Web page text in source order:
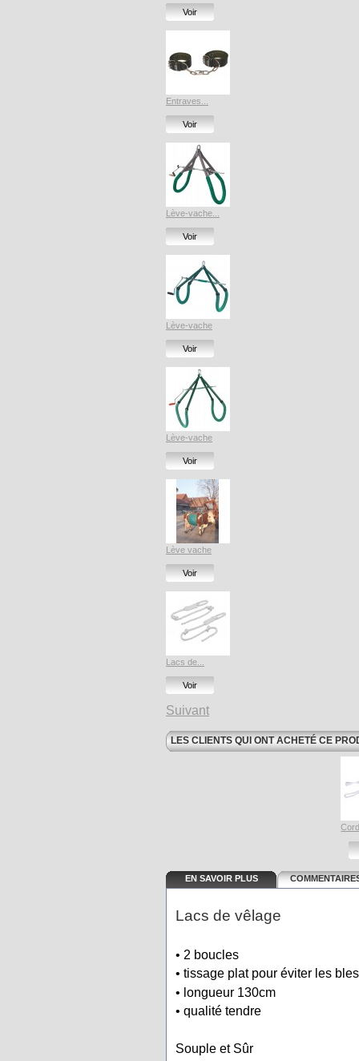
Voir
Entraves...
Voir
Lève-vache...
Voir
Lève-vache
Voir
Lève-vache
Voir
Lève vache
Voir
Lacs de...
Voir
Suivant
LES CLIENTS QUI ONT ACHETÉ CE
EN SAVOIR PLUS
Lacs de vêlage
• 2 boucles
• tissage plat pour éviter les
• longueur 130cm
• qualité tendre
Souple et Sûr